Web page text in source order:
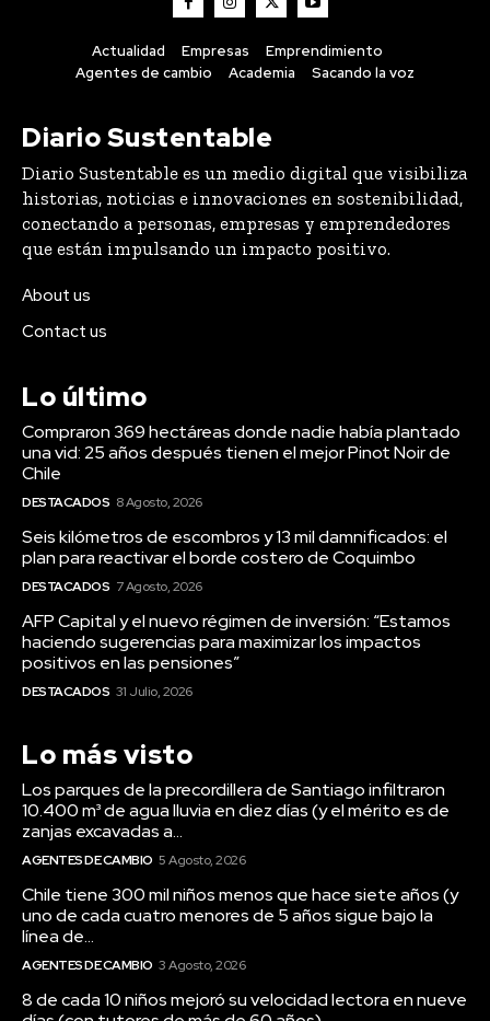
Actualidad Empresas
Emprendimiento
Agentes de cambio
Academia Sacando la voz
Diario Sustentable
Diario Sustentable es un medio digital que visibiliza
historias, noticias e innovaciones en sostenibilidad,
conectando a personas, empresas y emprendedores
que están impulsando un impacto positivo.
About us
Contact us
Lo último
Compraron 369 hectáreas donde nadie había plantado
una vid: 25 años después tienen el mejor Pinot Noir de
Chile
DESTACADOS 8 Agosto, 2026
Seis kilómetros de escombros y 13 mil damnificados: el
plan para reactivar el borde costero de Coquimbo
DESTACADOS 7 Agosto, 2026
AFP Capital y el nuevo régimen de inversión: “Estamos
haciendo sugerencias para maximizar los impactos
positivos en las pensiones”
DESTACADOS 31 Julio, 2026
Lo más visto
Los parques de la precordillera de Santiago infiltraron
10.400 m³ de agua lluvia en diez días (y el mérito es de
zanjas excavadas a...
AGENTES DE CAMBIO 5 Agosto, 2026
Chile tiene 300 mil niños menos que hace siete años (y
uno de cada cuatro menores de 5 años sigue bajo la
línea de...
AGENTES DE CAMBIO 3 Agosto, 2026
8 de cada 10 niños mejoró su velocidad lectora en nueve